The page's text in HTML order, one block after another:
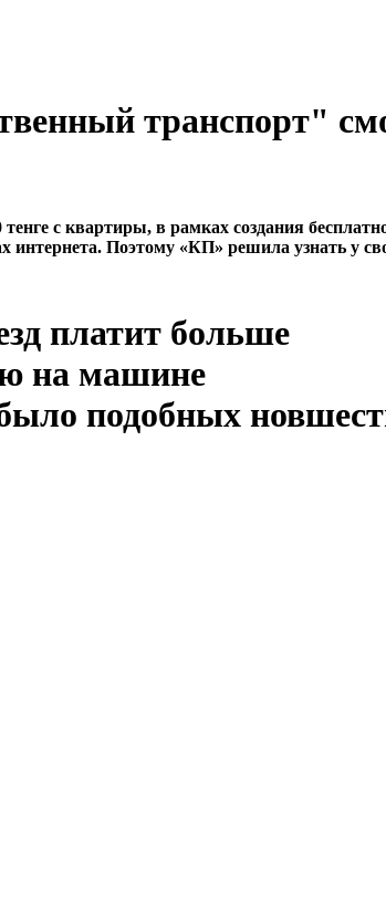
транспорт"
с квартиры, в рамках создания
интернета. Поэтому «КП» решила узнать у
платит больше
на машине
подобных